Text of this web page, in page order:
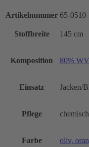
Artikelnummer 65-0510
Stoffbreite 145 cm
Komposition 80%
Einsatz Jacken/
Pflege
Farbe oliv,